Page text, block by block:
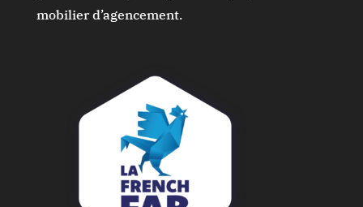
mobilier d’agencement.